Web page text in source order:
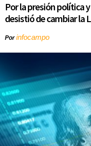
Por la presión política
desistió de cambiar la
Porinfocampo